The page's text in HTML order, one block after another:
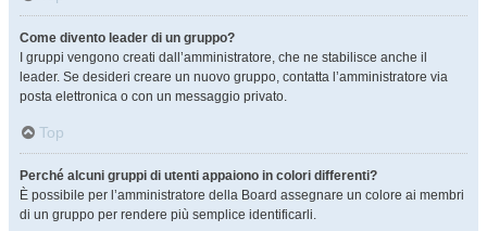
Come divento leader di un gruppo?
I gruppi vengono creati dall’amministratore, che ne stabilisce anche il
leader. Se desideri creare un nuovo gruppo, contatta l’amministratore via
posta elettronica o con un messaggio privato.
Top
Perché alcuni gruppi di utenti appaiono in colori differenti?
È possibile per l’amministratore della Board assegnare un colore ai membri
di un gruppo per rendere più semplice identificarli.